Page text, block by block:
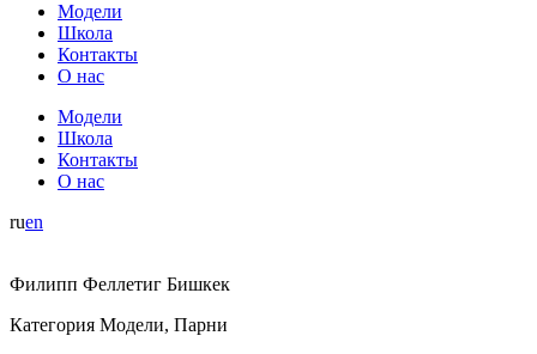
Модели
Школа
Контакты
О нас
Модели
Школа
Контакты
О нас
ruen
Филипп Феллетиг Бишкек
Категория Модели, Парни